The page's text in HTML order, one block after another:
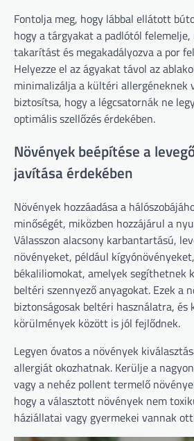
Fontolja meg, hogy lábbal ellátott
hogy a tárgyakat a padlótól
takarítást és megakadályozva a por
Helyezze el az ágyakat távol az
minimalizálja a kültéri allergéneknek
biztosítsa, hogy a légcsatornák ne
optimális szellőzés érdekében.
Növények beépítése a
javítása érdekében
Növények hozzáadása a
minőségét, miközben hozzájárul a
Válasszon alacsony karbantartású,
növényeket, például
békaliliomokat, amelyek segíthetnek
beltéri szennyező anyagokat. Ezek a
biztonságosak beltéri használatra, és
körülmények között is jól fejlődnek.
Legyen óvatos a növények
allergiát okozhatnak. Kerülje a
vagy a nehéz pollent termelő
hogy a választott növények nem
háziállatai vagy gyermekei vannak